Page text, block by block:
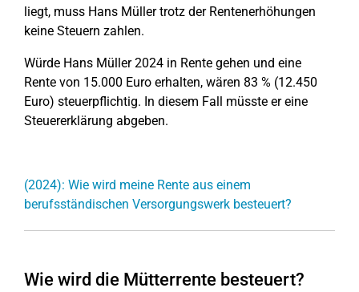
liegt, muss Hans Müller trotz der Rentenerhöhungen
keine Steuern zahlen.
Würde Hans Müller 2024 in Rente gehen und eine
Rente von 15.000 Euro erhalten, wären 83 % (12.450
Euro) steuerpflichtig. In diesem Fall müsste er eine
Steuererklärung abgeben.
(2024): Wie wird meine Rente aus einem
berufsständischen Versorgungswerk besteuert?
Wie wird die Mütterrente besteuert?